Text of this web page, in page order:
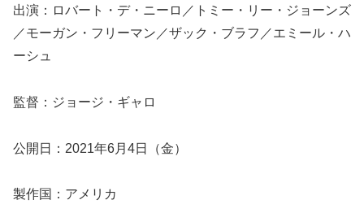
出演：ロバート・デ・ニーロ／トミー・リー・ジョーンズ
／モーガン・フリーマン／ザック・ブラフ／エミール・ハ
ーシュ
監督：ジョージ・ギャロ
公開日：2021年6月4日（金）
製作国：アメリカ